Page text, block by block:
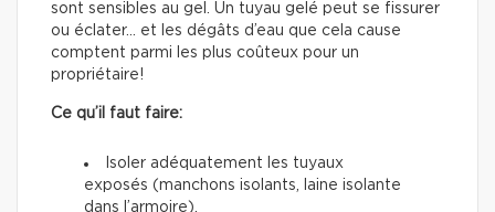
sont sensibles au gel. Un tuyau gelé peut se fissurer
ou éclater… et les dégâts d’eau que cela cause
comptent parmi les plus coûteux pour un
propriétaire!
Ce qu’il faut faire:
Isoler adéquatement les tuyaux
exposés (manchons isolants, laine isolante
dans l’armoire),